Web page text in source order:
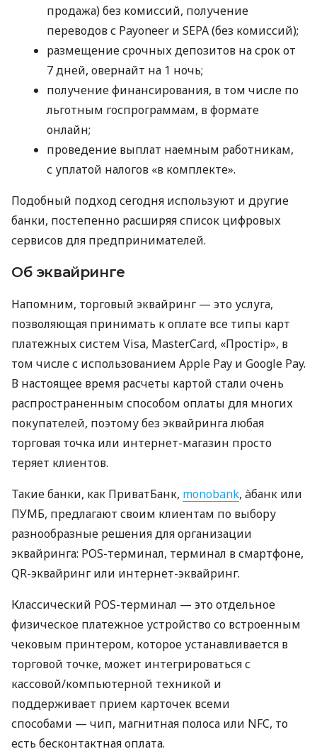
продажа) без комиссий, получение
переводов с Payoneer и SEPA (без комиссий);
размещение срочных депозитов на срок от
7 дней, овернайт на 1 ночь;
получение финансирования, в том числе по
льготным госпрограммам, в формате
онлайн;
проведение выплат наемным работникам,
с уплатой налогов «в комплекте».
Подобный подход сегодня используют и другие
банки, постепенно расширяя список цифровых
сервисов для предпринимателей.
Об эквайринге
Напомним, торговый эквайринг — это услуга,
позволяющая принимать к оплате все типы карт
платежных систем Visa, MasterCard, «Простір», в
том числе с использованием Apple Pay и Google Pay.
В настоящее время расчеты картой стали очень
распространенным способом оплаты для многих
покупателей, поэтому без эквайринга любая
торговая точка или интернет-магазин просто
теряет клиентов.
Такие банки, как ПриватБанк, monobank, àбанк или
ПУМБ, предлагают своим клиентам по выбору
разнообразные решения для организации
эквайринга: POS-терминал, терминал в смартфоне,
QR-эквайринг или интернет-эквайринг.
Классический POS-терминал — это отдельное
физическое платежное устройство со встроенным
чековым принтером, которое устанавливается в
торговой точке, может интегрироваться с
кассовой/компьютерной техникой и
поддерживает прием карточек всеми
способами — чип, магнитная полоса или NFC, то
есть бесконтактная оплата.